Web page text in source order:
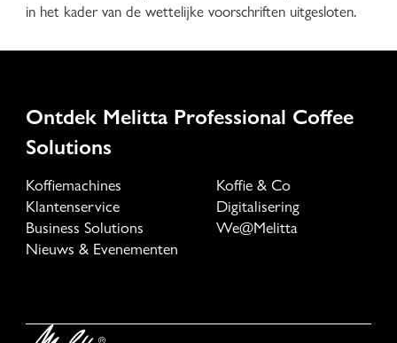
in het kader van de wettelijke voorschriften uitgesloten.
Ontdek Melitta Professional Coffee
Solutions
Koffiemachines
Koffie & Co
Klantenservice
Digitalisering
Business Solutions
We@Melitta
Nieuws & Evenementen